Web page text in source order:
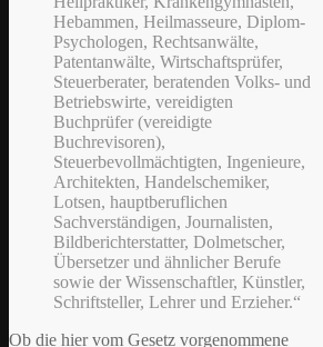
Hebammen, Heilmasseure, Diplom-
Psychologen, Rechtsanwälte,
Patentanwälte, Wirtschaftsprüfer,
Steuerberater, beratenden Volks- und
Betriebswirte, vereidigten
Buchprüfer (vereidigte
Buchrevisoren),
Steuerbevollmächtigten, Ingenieure,
Architekten, Handelschemiker,
Lotsen, hauptberuflichen
Sachverständigen, Journalisten,
Bildberichterstatter, Dolmetscher,
Übersetzer und ähnlicher Berufe
sowie der Wissenschaftler, Künstler,
Schriftsteller, Lehrer und Erzieher.“
Ob die hier vom Gesetz vorgenommene